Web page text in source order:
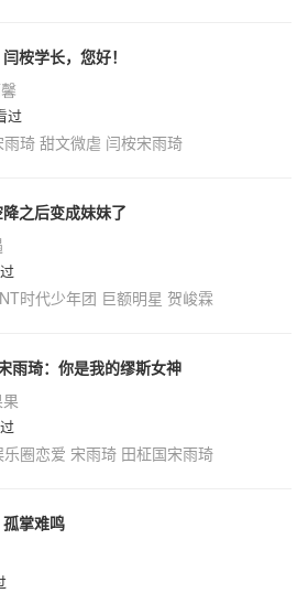
桉学长，您好！
过
雨琦 甜文微虐 闫桉宋雨琦
之后变成妹妹了
时代少年团 巨额明星 贺峻霖
雨琦：你是我的缪斯女神
乐圈恋爱 宋雨琦 田柾国宋雨琦
掌难鸣